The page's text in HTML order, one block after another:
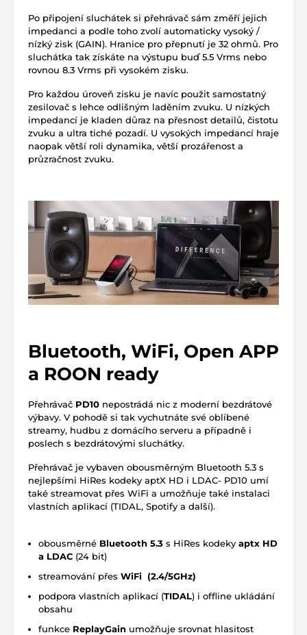
Po připojení sluchátek si přehrávač sám změří jejich
impedanci a podle toho zvolí automaticky vysoký /
nízký zisk (GAIN). Hranice pro přepnutí je 32 ohmů. Pro
sluchátka tak získáte na výstupu buď 5.5 Vrms nebo
rovnou 8.3 Vrms při vysokém zisku.
Pro každou úroveň zisku je navíc použit samostatný
zesilovač s lehce odlišným laděním zvuku. U nízkých
impedancí je kladen důraz na přesnost detailů, čistotu
zvuku a ultra tiché pozadí. U vysokých impedancí hraje
naopak větší roli dynamika, větší prozářenost a
průzračnost zvuku.
Bluetooth, WiFi, Open APP
a ROON ready
Přehrávač PD10 nepostrádá nic z moderní bezdrátové
výbavy. V pohodě si tak vychutnáte své oblíbené
streamy, hudbu z domácího serveru a případně i
poslech s bezdrátovými sluchátky.
Přehrávač je vybaven obousměrným Bluetooth 5.3 s
nejlepšími HiRes kodeky aptX HD i LDAC- PD10 umí
také streamovat přes WiFi a umožňuje také instalaci
vlastních aplikací (TIDAL, Spotify a další).
obousměrné Bluetooth 5.3 s HiRes kodeky aptx HD
a LDAC (24 bit)
streamování přes WiFi (2.4/5GHz)
podpora vlastních aplikací (TIDAL) i offline ukládání
obsahu
funkce ReplayGain umožňuje srovnat hlasitost